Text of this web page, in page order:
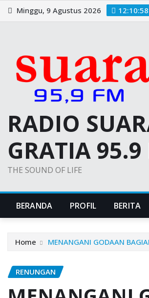
Skip
to
Minggu, 9 Agustus 2026
RADIO
GRATIA 95.9
THE SOUND OF LIFE
BERANDA PROFIL BERITA
Home MENANGANI GODAAN
RENUNGAN